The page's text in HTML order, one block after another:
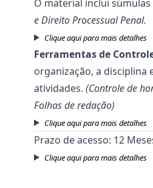
O material inclui súmulas
e Direito Processual Penal.
Clique aqui para mais detalhes
Ferramentas de
organização, a
atividades. (Controle de
Folhas de redação)
Clique aqui para mais detalhes
Prazo de acesso: 12
Clique aqui para mais detalhes